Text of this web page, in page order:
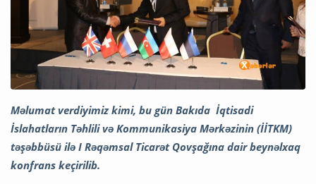
Məlumat verdiyimiz kimi, bu gün Bakıda İqtisadi
İslahatların Təhlili və Kommunikasiya Mərkəzinin (İİTKM)
təşəbbüsü ilə I Rəqəmsal Ticarət Qovşağına dair beynəlxaq
konfrans keçirilib.